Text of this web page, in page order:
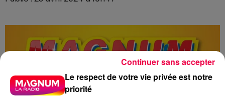
Le respect de votre vie privée est notre
priorité
Continuer sans accepter